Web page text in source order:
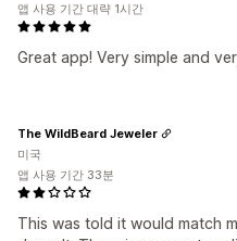
Great app! Very simple and
앱 사용 기간 대략 1시간
This was told it would match
The WildBeard Jeweler
미국
앱 사용 기간 33분